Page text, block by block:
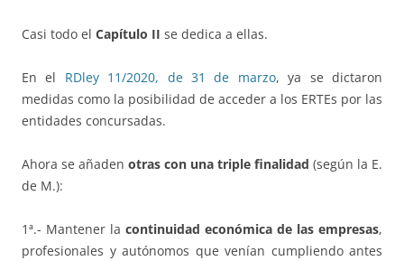
Casi todo el Capítulo II se dedica a ellas.
En el RDley 11/2020, de 31 de marzo, ya se dictaron
medidas como la posibilidad de acceder a los ERTEs por las
entidades concursadas.
Ahora se añaden otras con una triple finalidad (según la E.
de M.):
1ª.- Mantener la continuidad económica de las empresas,
profesionales y autónomos que venían cumpliendo antes